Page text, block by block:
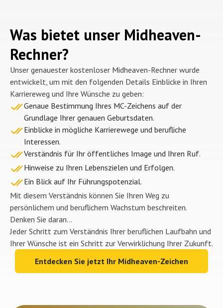
Was bietet unser Midheaven-
Rechner?
Unser genauester kostenloser Midheaven-Rechner wurde
entwickelt, um mit den folgenden Details Einblicke in Ihren
Karriereweg und Ihre Wünsche zu geben:
Genaue Bestimmung Ihres MC-Zeichens auf der
Grundlage Ihrer genauen Geburtsdaten.
Einblicke in mögliche Karrierewege und berufliche
Interessen.
Verständnis für Ihr öffentliches Image und Ihren Ruf.
Hinweise zu Ihren Lebenszielen und Erfolgen.
Ein Blick auf Ihr Führungspotenzial.
Mit diesem Verständnis können Sie Ihren Weg zu
persönlichem und beruflichem Wachstum beschreiten.
Denken Sie daran...
Jeder Schritt zum Verständnis Ihrer beruflichen Laufbahn und
Ihrer Wünsche ist ein Schritt zur Verwirklichung Ihrer Zukunft.
Entdecken Sie jetzt Ihr Midheaven-Zeichen